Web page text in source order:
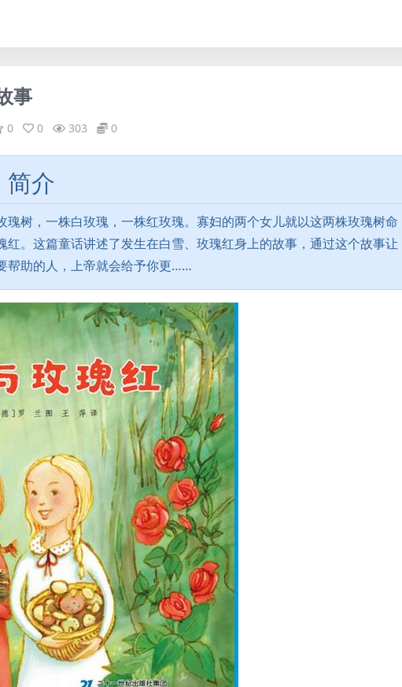
事
0 0 303 0
简介
瑰树，一株白玫瑰，一株红玫瑰。寡妇的两个女儿就以这两株玫瑰树命
红。这篇童话讲述了发生在白雪、玫瑰红身上的故事，通过这个故事让
帮助的人，上帝就会给予你更……